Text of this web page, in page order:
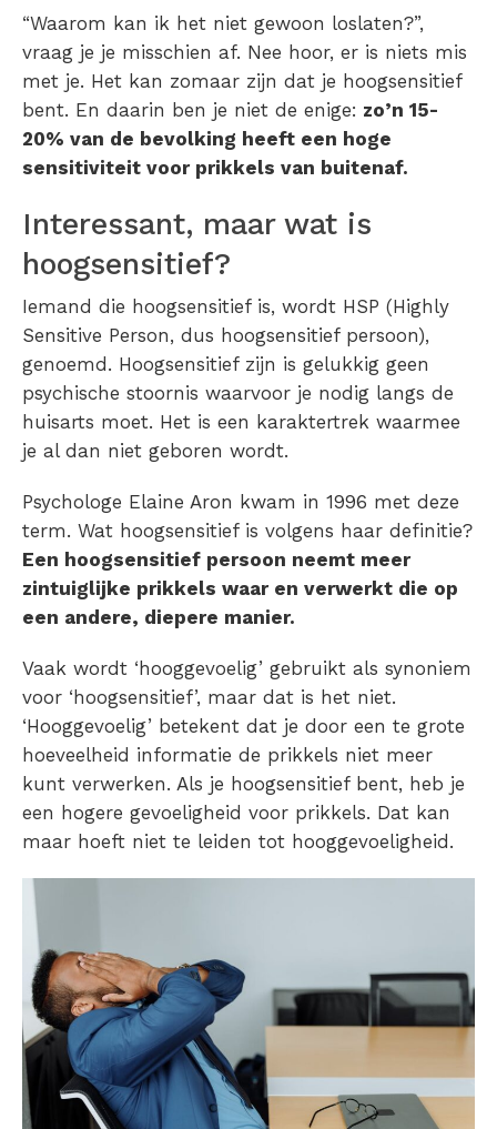
“Waarom kan ik het niet gewoon loslaten?”,
vraag je je misschien af. Nee hoor, er is niets mis
met je. Het kan zomaar zijn dat je hoogsensitief
bent. En daarin ben je niet de enige: zo’n 15-
20% van de bevolking heeft een hoge
sensitiviteit voor prikkels van buitenaf.
Interessant, maar wat is
hoogsensitief?
Iemand die hoogsensitief is, wordt HSP (Highly
Sensitive Person, dus hoogsensitief persoon),
genoemd. Hoogsensitief zijn is gelukkig geen
psychische stoornis waarvoor je nodig langs de
huisarts moet. Het is een karaktertrek waarmee
je al dan niet geboren wordt.
Psychologe Elaine Aron kwam in 1996 met deze
term. Wat hoogsensitief is volgens haar definitie?
Een hoogsensitief persoon neemt meer
zintuiglijke prikkels waar en verwerkt die op
een andere, diepere manier.
Vaak wordt ‘hooggevoelig’ gebruikt als synoniem
voor ‘hoogsensitief’, maar dat is het niet.
‘Hooggevoelig’ betekent dat je door een te grote
hoeveelheid informatie de prikkels niet meer
kunt verwerken. Als je hoogsensitief bent, heb je
een hogere gevoeligheid voor prikkels. Dat kan
maar hoeft niet te leiden tot hooggevoeligheid.